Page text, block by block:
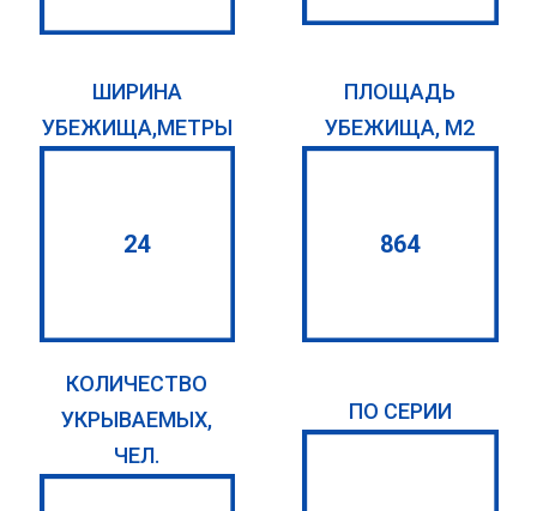
ШИРИНА
УБЕЖИЩА,МЕТРЫ
24
ПЛОЩАДЬ
УБЕЖИЩА, М2
864
КОЛИЧЕСТВО
УКРЫВАЕМЫХ,
ЧЕЛ.
ПО СЕРИИ